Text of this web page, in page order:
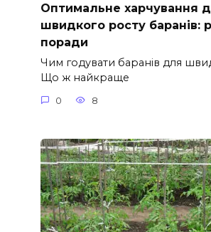
Оптимальне харчування
швидкого росту баранів:
поради
Чим годувати баранів для
Що ж найкраще
0 8